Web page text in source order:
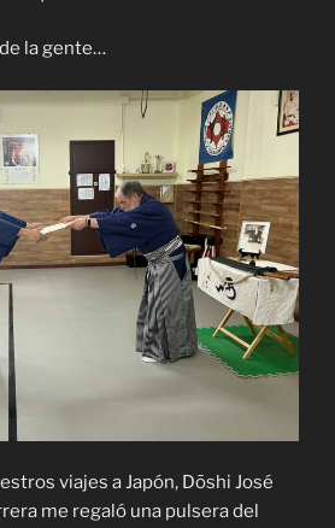
la gente…
viajes a Japón, Dōshi José
me regaló una pulsera del